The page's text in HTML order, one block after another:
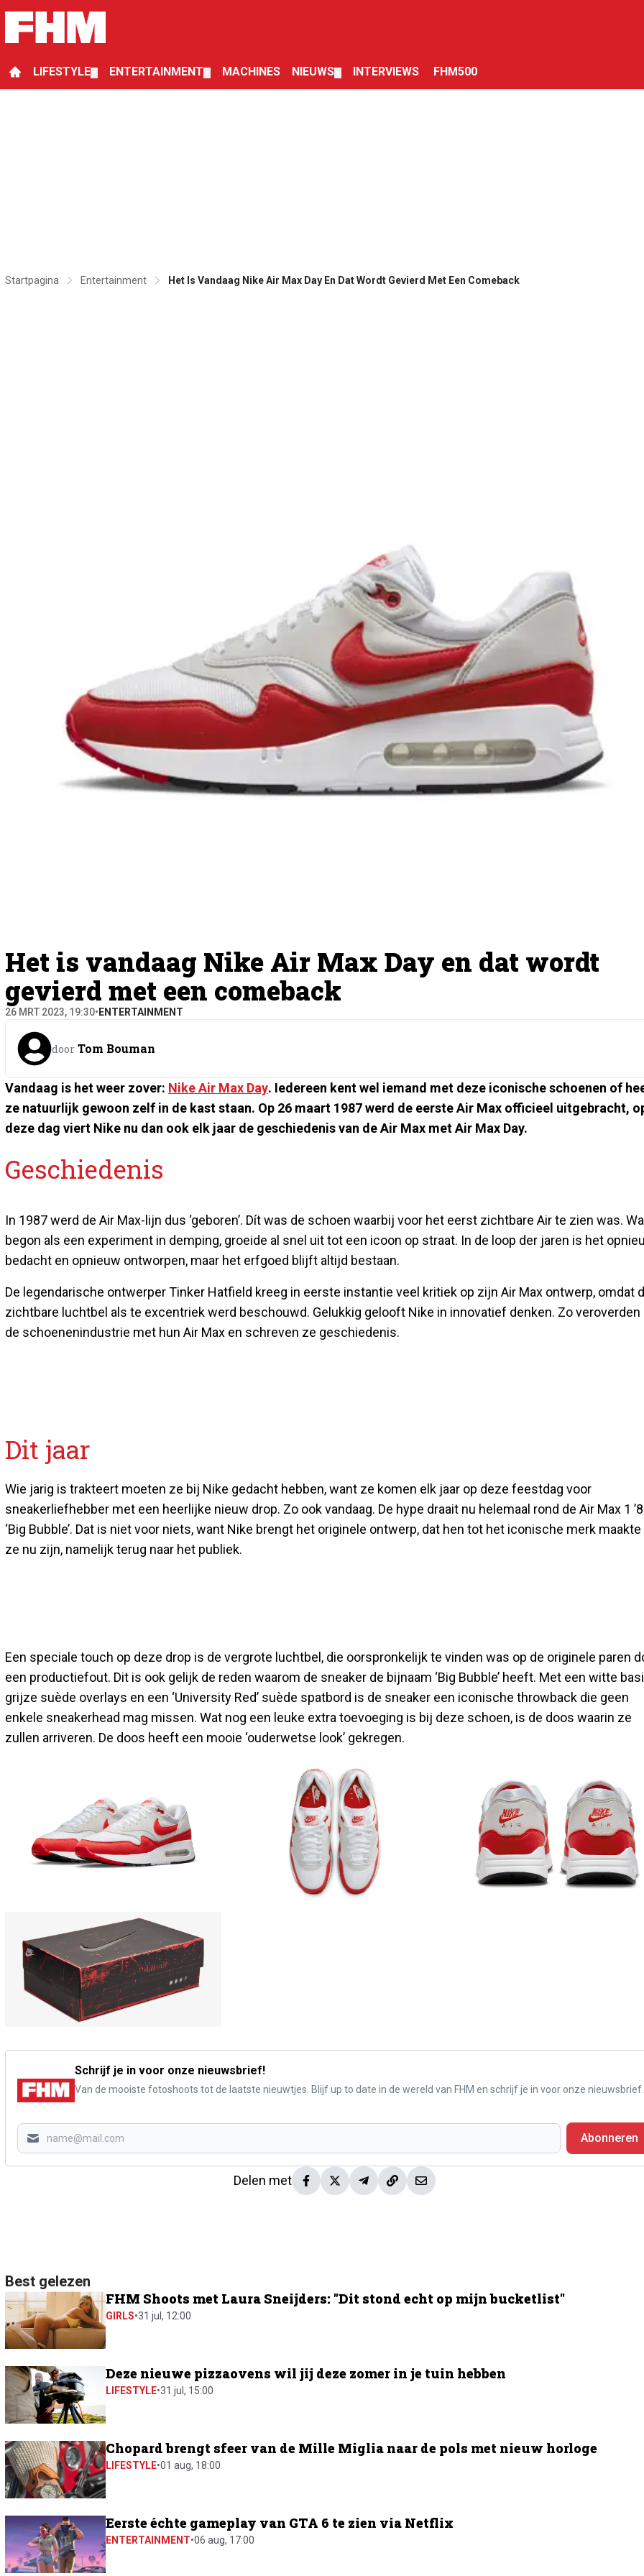
LIFESTYLE ENTERTAINMENT MACHINES NIEUWS INTERVIEWS FHM500
Startpagina Entertainment Het Is Vandaag Nike Air Max Day En Dat Wordt Gevierd Met Een Comeback
Het is vandaag Nike Air Max Day en dat wordt
gevierd met een comeback
26 MRT 2023, 19:30• ENTERTAINMENT
door Tom Bouman
Vandaag is het weer zover: Nike Air Max Day. Iedereen kent wel iemand met deze iconische schoenen of
ze natuurlijk gewoon zelf in de kast staan. Op 26 maart 1987 werd de eerste Air Max officieel uitgebracht,
deze dag viert Nike nu dan ook elk jaar de geschiedenis van de Air Max met Air Max Day.
Geschiedenis
In 1987 werd de Air Max-lijn dus ‘geboren’. Dít was de schoen waarbij voor het eerst zichtbare Air te zien was.
begon als een experiment in demping, groeide al snel uit tot een icoon op straat. In de loop der jaren is het
bedacht en opnieuw ontworpen, maar het erfgoed blijft altijd bestaan.
De legendarische ontwerper Tinker Hatfield kreeg in eerste instantie veel kritiek op zijn Air Max ontwerp, omdat
zichtbare luchtbel als te excentriek werd beschouwd. Gelukkig gelooft Nike in innovatief denken. Zo veroverden
de schoenenindustrie met hun Air Max en schreven ze geschiedenis.
Dit jaar
Wie jarig is trakteert moeten ze bij Nike gedacht hebben, want ze komen elk jaar op deze feestdag voor
sneakerliefhebber met een heerlijke nieuw drop. Zo ook vandaag. De hype draait nu helemaal rond de Air Max 1
‘Big Bubble’. Dat is niet voor niets, want Nike brengt het originele ontwerp, dat hen tot het iconische merk maakte
ze nu zijn, namelijk terug naar het publiek.
Een speciale touch op deze drop is de vergrote luchtbel, die oorspronkelijk te vinden was op de originele paren
een productiefout. Dit is ook gelijk de reden waarom de sneaker de bijnaam ‘Big Bubble’ heeft. Met een witte
grijze suède overlays en een ‘University Red’ suède spatbord is de sneaker een iconische throwback die geen
enkele sneakerhead mag missen. Wat nog een leuke extra toevoeging is bij deze schoen, is de doos waarin ze
zullen arriveren. De doos heeft een mooie ‘ouderwetse look’ gekregen.
Schrijf je in voor onze nieuwsbrief!
Van de mooiste fotoshoots tot de laatste nieuwtjes. Blijf up to date in de wereld van FHM en schrijf je in voor onze nieuwsbrief.
Abonneren
Delen met
Best gelezen
FHM Shoots met Laura Sneijders: "Dit stond echt op mijn bucketlist"
GIRLS•31 jul, 12:00
Deze nieuwe pizzaovens wil jij deze zomer in je tuin hebben
LIFESTYLE•31 jul, 15:00
Chopard brengt sfeer van de Mille Miglia naar de pols met nieuw horloge
LIFESTYLE•01 aug, 18:00
Eerste échte gameplay van GTA 6 te zien via Netflix
ENTERTAINMENT•06 aug, 17:00